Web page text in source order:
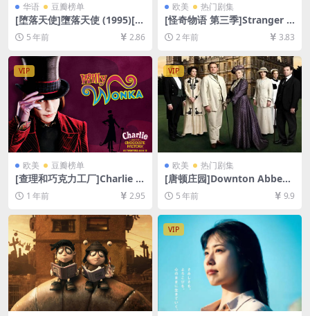
华语 豆瓣榜单
[堕落天使]墮落天使 (1995)[百
度网盘+迅雷云盘资源1080P
超清未删减][MP4/6.2GB][原
声中字]
5 年前 2.86
欧美 热门剧集
[怪奇物语 第三季]Stranger T
hings Season 3 (2019)[百度
网盘+夸克网盘1080P超清未
删减资源][网盘在线播放/下
载][MP4/27GB][中英字幕]
2 年前 3.83
VIP
欧美 豆瓣榜单
[查理和巧克力工厂]Charlie a
nd the Chocolate Factory
(2005)[百度网盘+夸克网盘10
80P超清未删减资源][网盘在
线播放/下载][MP4/7.5GB][中
英字幕]
1 年前 2.95
VIP
欧美 热门剧集
[唐顿庄园]Downton Abbey
(全6季)[百度网盘+迅雷云盘资
源1080P超清未删减][MP4/82
GB][中英字幕]
5 年前 9.9
VIP